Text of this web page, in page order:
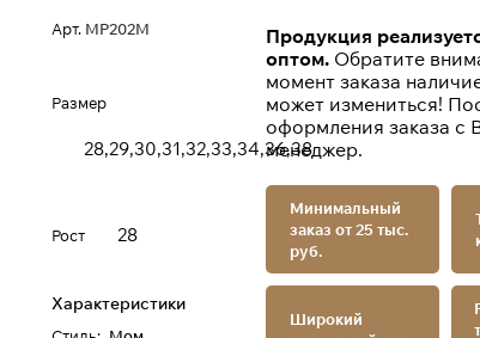
Арт. MP202M
Размер
28,29,30,31,32,33,34,36,38
Рост 28
Характеристики
Продукция
оптом. Обратите
момент заказа
может измениться!
оформления заказа с
менеджер.
Минимальный
заказ от 25 тыс.
руб.
Широкий